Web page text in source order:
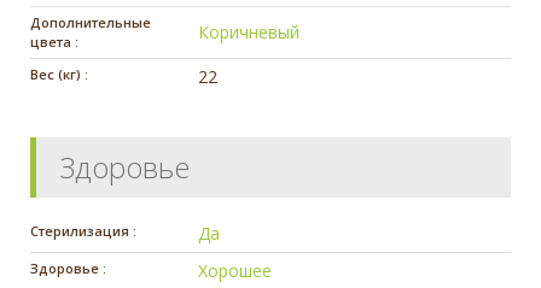
Дополнительные
цвета :
Коричневый
Вес (кг) : 22
Здоровье
Стерилизация : Да
Здоровье : Хорошее